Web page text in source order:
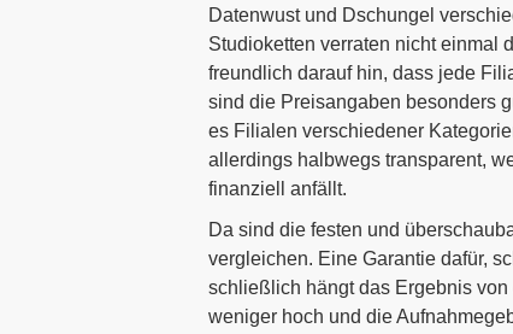
Datenwust und Dschungel
Studioketten verraten nicht einmal
freundlich darauf hin, dass jede
sind die Preisangaben besonders
es Filialen verschiedener
allerdings halbwegs transparent,
finanziell anfällt.
Da sind die festen und
vergleichen. Eine Garantie dafür,
schließlich hängt das Ergebnis
weniger hoch und die